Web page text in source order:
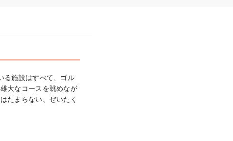
る施設はすべて、ゴル
大なコースを眺めなが
たまらない、ぜいたく